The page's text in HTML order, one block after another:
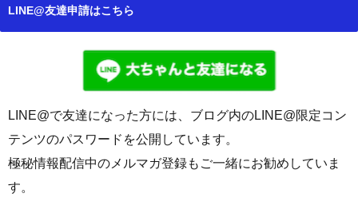
LINE@友達申請はこちら
LINE@で友達になった方には、ブログ内のLINE@限定コン
テンツのパスワードを公開しています。
極秘情報配信中のメルマガ登録もご一緒にお勧めしていま
す。